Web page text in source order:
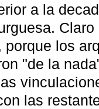
a la
Claro
porque los
"de la
las